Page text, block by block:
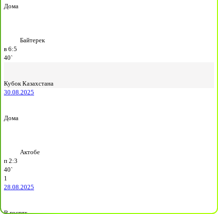
Дома
Байтерек
в 6:5
40`
Кубок Казахстана
30.08.2025
Дома
Актобе
п 2:3
40`
1
28.08.2025